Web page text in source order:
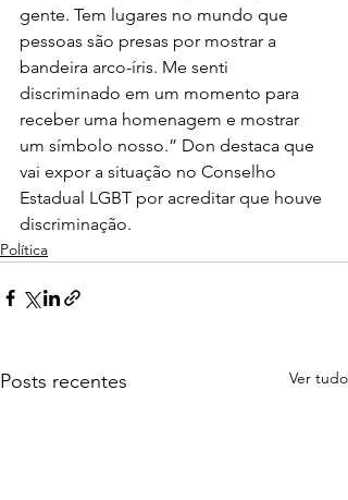
gente. Tem lugares no mundo que
pessoas são presas por mostrar a
bandeira arco-íris. Me senti
discriminado em um momento para
receber uma homenagem e mostrar
um símbolo nosso.” Don destaca que
vai expor a situação no Conselho
Estadual LGBT por acreditar que houve
discriminação.
Política
Posts recentes Ver tudo